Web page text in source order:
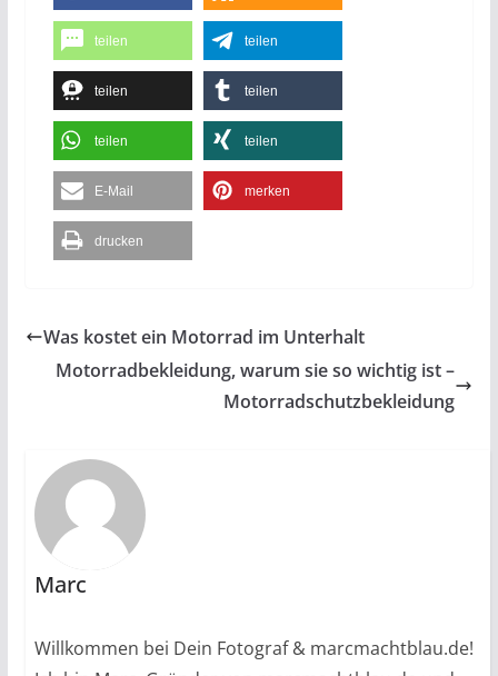
teilen teilen
teilen teilen
teilen teilen
E-Mail merken
drucken
Was kostet ein Motorrad im Unterhalt
Motorradbekleidung, warum sie so wichtig ist –
Motorradschutzbekleidung
Marc
Willkommen bei Dein Fotograf & marcmachtblau.de!